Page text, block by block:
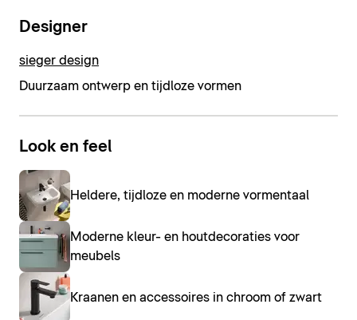
Designer
sieger design
Duurzaam ontwerp en tijdloze vormen
Look en feel
Heldere, tijdloze en moderne vormentaal
Moderne kleur- en houtdecoraties voor
meubels
Kraanen en accessoires in chroom of zwart